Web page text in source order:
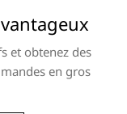
et obtenez des
en gros